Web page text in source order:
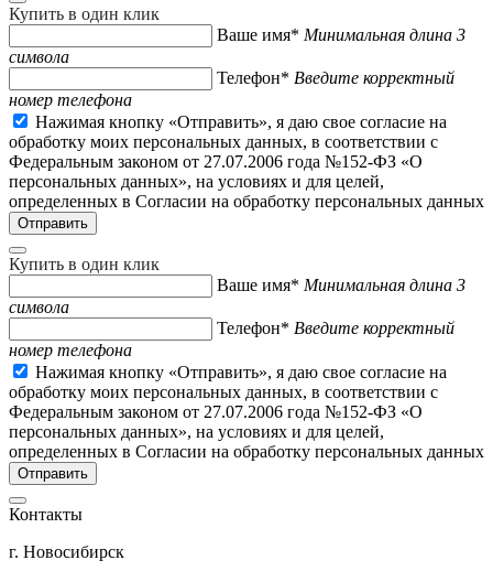
Купить в один клик
Ваше имя* Минимальная длина 3
символа
Телефон* Введите корректный
номер телефона
Нажимая кнопку «Отправить», я даю свое согласие на
обработку моих персональных данных, в соответствии с
Федеральным законом от 27.07.2006 года №152-ФЗ «О
персональных данных», на условиях и для целей,
определенных в Согласии на обработку персональных данных
Купить в один клик
Ваше имя* Минимальная длина 3
символа
Телефон* Введите корректный
номер телефона
Нажимая кнопку «Отправить», я даю свое согласие на
обработку моих персональных данных, в соответствии с
Федеральным законом от 27.07.2006 года №152-ФЗ «О
персональных данных», на условиях и для целей,
определенных в Согласии на обработку персональных данных
Контакты
г. Новосибирск